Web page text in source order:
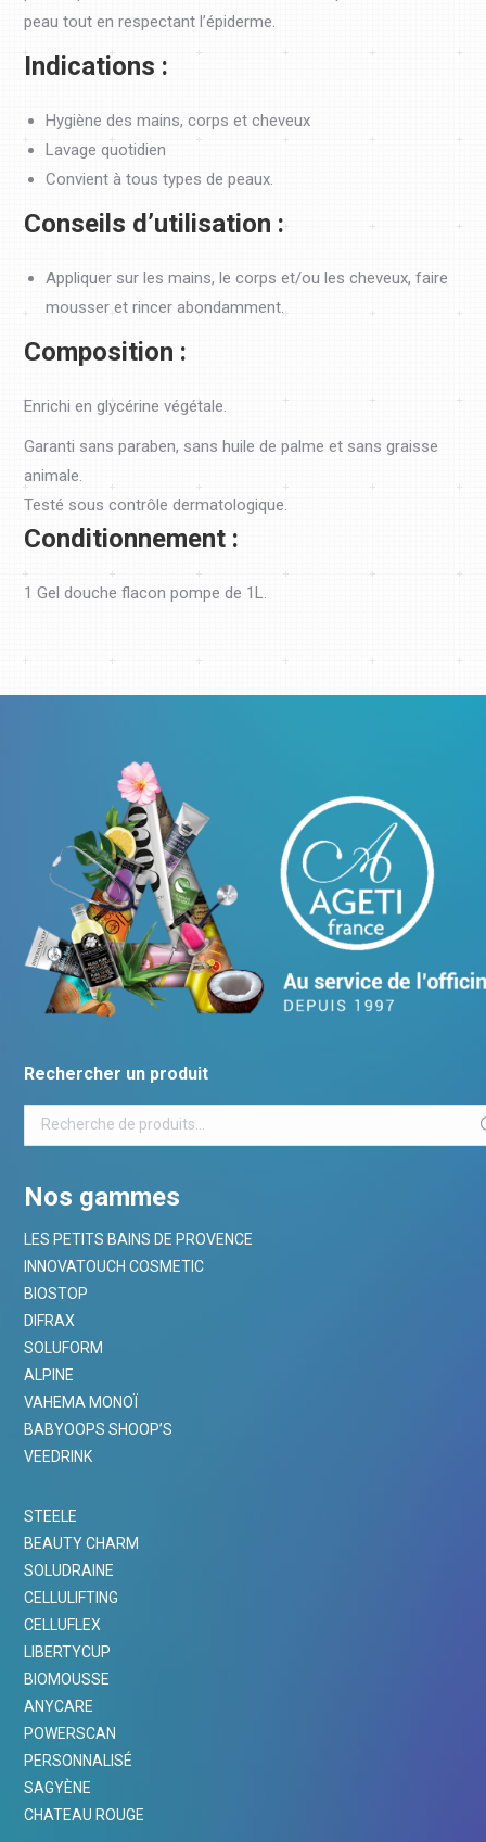
peau tout en respectant l’épiderme.
Indications :
Hygiène des mains, corps et cheveux
Lavage quotidien
Convient à tous types de peaux.
Conseils d’utilisation :
Appliquer sur les mains, le corps et/ou les cheveux, faire
mousser et rincer abondamment.
Composition :
Enrichi en glycérine végétale.
Garanti sans paraben, sans huile de palme et sans graisse
animale.
Testé sous contrôle dermatologique.
Conditionnement :
1 Gel douche flacon pompe de 1L.
Rechercher un produit
Nos gammes
LES PETITS BAINS DE PROVENCE
INNOVATOUCH COSMETIC
BIOSTOP
DIFRAX
SOLUFORM
ALPINE
VAHEMA MONOÏ
BABYOOPS SHOOP’S
VEEDRINK
STEELE
BEAUTY CHARM
SOLUDRAINE
CELLULIFTING
CELLUFLEX
LIBERTYCUP
BIOMOUSSE
ANYCARE
POWERSCAN
PERSONNALISÉ
SAGYÈNE
CHATEAU ROUGE